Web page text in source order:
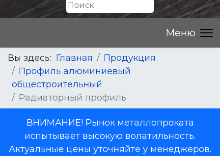
Вы здесь: Главная
Продукция
Профиль алюминиевый
общестроительный
Радиаторный профиль
ВНИМАНИЕ! Рынок металлопроката
испытывает высокую волатильность.
Актуальные цены уточняйте у менеджеров.